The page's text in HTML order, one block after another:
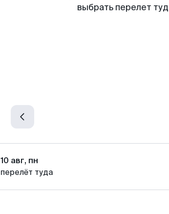
выбрать перелет
10 авг, пн
перелёт туда